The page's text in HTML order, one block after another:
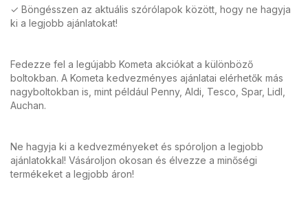
✓ Böngésszen az aktuális szórólapok között, hogy ne hagyja
ki a legjobb ajánlatokat!
Fedezze fel a legújabb Kometa akciókat a különböző
boltokban. A Kometa kedvezményes ajánlatai elérhetők más
nagyboltokban is, mint például Penny, Aldi, Tesco, Spar, Lidl,
Auchan.
Ne hagyja ki a kedvezményeket és spóroljon a legjobb
ajánlatokkal! Vásároljon okosan és élvezze a minőségi
termékeket a legjobb áron!